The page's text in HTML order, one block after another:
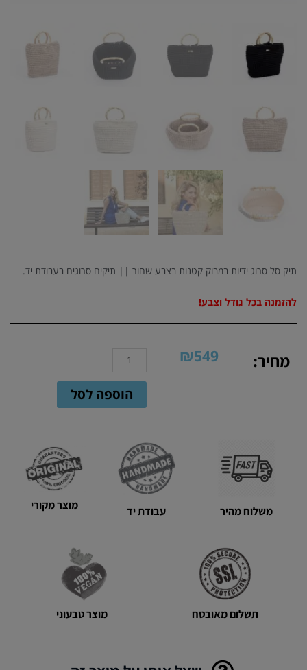
תיק סל סרוג ידיות במבוק קטנות בצבע שחור || תיקים סרוגים בעבודת יד.
להזמנה בכל גודל וצבע!
מחיר: ₪549
כמות
תיק
במבוק
קטנות
בצבע
שחור
הוספה לסל
משלוח מהיר עבודת יד מוצר מקורי
תשלום מאובטח מוצר טבעוני